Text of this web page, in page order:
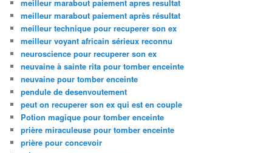
meilleur marabout paiement apres resultat
meilleur marabout paiement après résultat
meilleur technique pour recuperer son ex
meilleur voyant africain sérieux reconnu
neuroscience pour recuperer son ex
neuvaine à sainte rita pour tomber enceinte
neuvaine pour tomber enceinte
pendule de desenvoutement
peut on recuperer son ex qui est en couple
Potion magique pour tomber enceinte
prière miraculeuse pour tomber enceinte
prière pour concevoir